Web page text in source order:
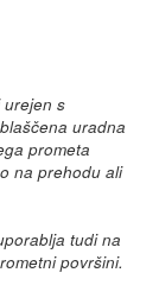
urejen s
uradna
prometa
na prehodu ali
tudi na
površini.